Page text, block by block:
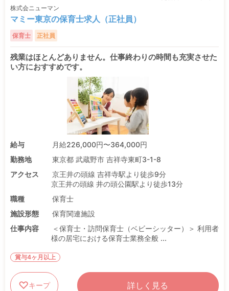
株式会ニューマン
マミー東京の保育士求人（正社員）
保育士 正社員
残業はほとんどありません。仕事終わりの時間も充実させた
い方におすすめです。
給与
月給226,000円〜364,000円
勤務地
東京都 武蔵野市 吉祥寺東町3-1-8
アクセス
京王井の頭線 吉祥寺駅より徒歩9分
京王井の頭線 井の頭公園駅より徒歩13分
職種
保育士
施設形態
保育関連施設
仕事内容
＜保育士・訪問保育士（ベビーシッター）＞ 利用者
様の居宅における保育士業務全般 ...
賞与4ヶ月以上
キープ 詳しく見る